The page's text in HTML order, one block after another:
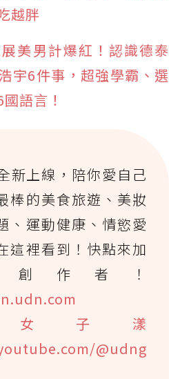
越胖
展美男計爆紅！認識德泰
宇6件事，超強學霸、選
語言！
新上線，陪你愛自己
棒的美食旅遊、美妝
、運動健康、情慾愛
這裡看到！快點來加
創作者！
女子漾
@udng